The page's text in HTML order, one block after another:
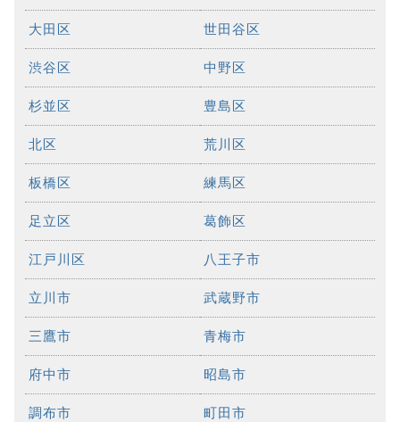
大田区 世田谷区
渋谷区 中野区
杉並区 豊島区
北区 荒川区
板橋区 練馬区
足立区 葛飾区
江戸川区 八王子市
立川市 武蔵野市
三鷹市 青梅市
府中市 昭島市
調布市 町田市